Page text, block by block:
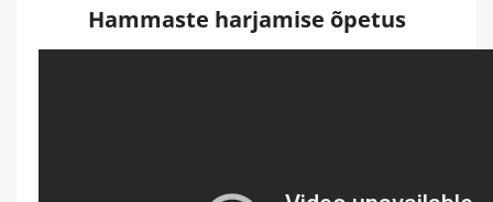
Hammaste harjamise õpetus